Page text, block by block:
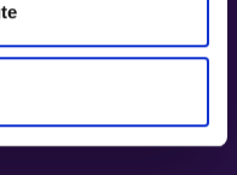
og unge t/m 29 år: 115 kr.